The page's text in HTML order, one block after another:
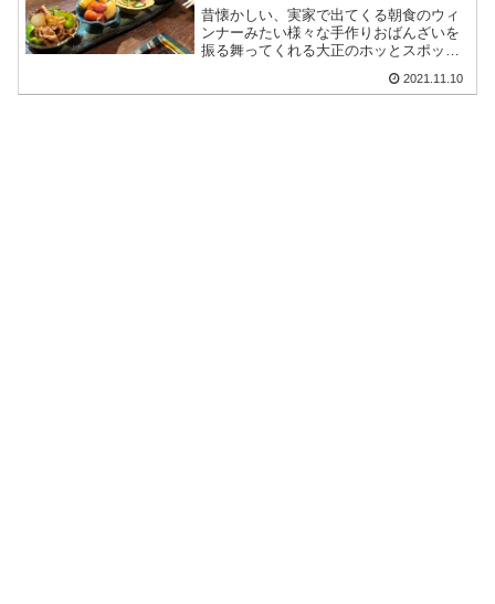
昔懐かしい、実家で出てくる朝食のウィ
ンナーみたい様々な手作りおばんざいを
振る舞ってくれる大正のホッとスポット
というか若い女性オーナー店長さんのエ
2021.11.10